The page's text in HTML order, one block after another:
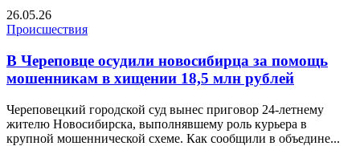
26.05.26
Происшествия
В Череповце осудили новосибирца за помощь
мошенникам в хищении 18,5 млн рублей
Череповецкий городской суд вынес приговор 24-летнему
жителю Новосибирска, выполнявшему роль курьера в
крупной мошеннической схеме. Как сообщили в объедине...